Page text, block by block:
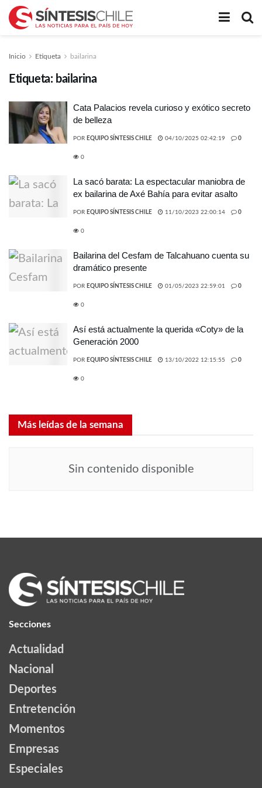
Inicio Etiqueta bailarina
Etiqueta: bailarina
Cata Palacios revela curioso y exótico secreto
de belleza
POR EQUIPO SÍNTESIS CHILE 04/10/2025 02:42:19 0
0
La sacó barata: La espectacular maniobra de
ex bailarina de Axé Bahía para evitar asalto
POR EQUIPO SÍNTESIS CHILE 11/10/2023 22:00:14 0
0
Bailarina del Cesfam de Talcahuano cuenta su
dramático presente
POR EQUIPO SÍNTESIS CHILE 01/05/2023 22:59:01 0
0
Así está actualmente la querida «Coty» de la
Generación 2000
POR EQUIPO SÍNTESIS CHILE 13/10/2022 12:15:55 0
0
Más leídas de la semana
Sin contenido disponible
Secciones
Actualidad
Nacional
Deportes
Entretención
Momentos
Empresas
Especiales